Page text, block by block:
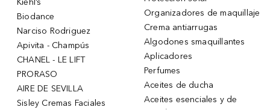
Kiehl’s
Biodance
Narciso Rodriguez
Apivita - Champús
CHANEL - LE LIFT
PRORASO
AIRE DE SEVILLA
Sisley Cremas Faciales
Organizadores de maquillaje
Crema antiarrugas
Algodones smaquillantes
Aplicadores
Perfumes
Aceites de ducha
Aceites esenciales y de